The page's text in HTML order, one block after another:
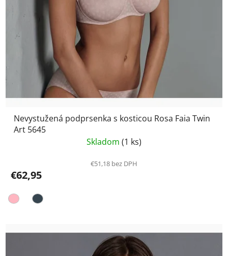
Nevystužená podprsenka s kosticou Rosa Faia Twin
Art 5645
Skladom (1 ks)
€51,18 bez DPH
€62,95